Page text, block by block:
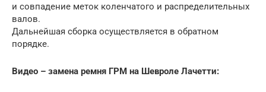
и совпадение меток коленчатого и распределительных
валов.
Дальнейшая сборка осуществляется в обратном
порядке.
Видео – замена ремня ГРМ на Шевроле Лачетти: